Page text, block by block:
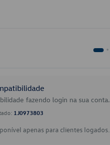
fazendo login na sua conta.
1J0973803
apenas para clientes logados.